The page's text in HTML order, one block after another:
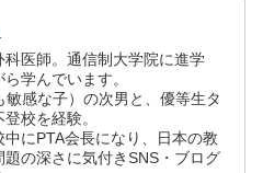
科医師。通信制大学院に進学
学んでいます。
敏感な子）の次男と、優等生タ
校を経験。
中にPTA会長になり、日本の教
題の深さに気付きSNS・ブログ